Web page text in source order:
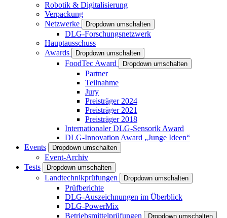
Robotik & Digitalisierung
Verpackung
Netzwerke
Dropdown umschalten
DLG-Forschungsnetzwerk
Hauptausschuss
Awards
Dropdown umschalten
FoodTec Award Dropdown umschalten
Partner
Teilnahme
Jury
Preisträger 2024
Preisträger 2021
Preisträger 2018
Internationaler DLG-Sensorik Award
DLG-Innovation Award „Junge Ideen“
Events
Dropdown umschalten
Event-Archiv
Tests
Dropdown umschalten
Landtechnikprüfungen Dropdown umschalten
Prüfberichte
DLG-Auszeichnungen im Überblick
DLG-PowerMix
Betriebsmittelprüfungen
Dropdown umschalten